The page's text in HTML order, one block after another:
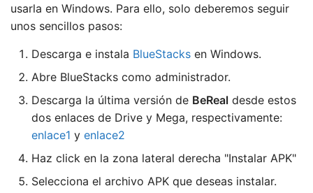
usarla en Windows. Para ello, solo deberemos seguir
unos sencillos pasos:
Descarga e instala BlueStacks en Windows.
Abre BlueStacks como administrador.
Descarga la última versión de BeReal desde estos
dos enlaces de Drive y Mega, respectivamente:
enlace1 y enlace2
Haz click en la zona lateral derecha "Instalar APK"
Selecciona el archivo APK que deseas instalar.